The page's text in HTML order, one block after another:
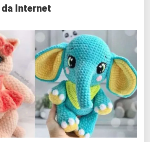
Internet